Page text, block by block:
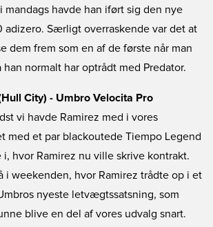
mandags havde han iført sig den nye
adizero. Særligt overraskende var det at
dem frem som en af de første når man
normalt har optrådt med Predator.
City) - Umbro Velocita Pro
vi havde Ramirez med i vores
med et par blackoutede Tiempo Legend
hvor Ramirez nu ville skrive kontrakt.
i weekenden, hvor Ramirez trådte op i et
nyeste letvægtssatsning, som
blive en del af vores udvalg snart.